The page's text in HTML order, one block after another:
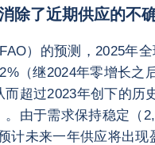
除了近期供应的不
）的预测，2025年
（继2024年零增长之
而超过2023年创下的历
。由于需求保持稳定（
计未来一年供应将出现